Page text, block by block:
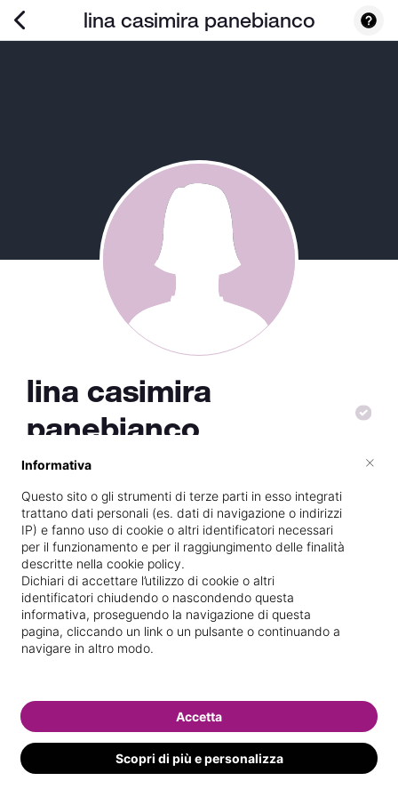
lina casimira panebianco
lina casimira
panebianco
Specializzata inMassaggi del
benessere
Vedi le informazioni di lina casimira
Informativa
Questo sito o gli strumenti di terze parti in esso integrati
trattano dati personali (es. dati di navigazione o indirizzi
IP) e fanno uso di cookie o altri identificatori necessari
per il funzionamento e per il raggiungimento delle finalità
descritte nella cookie policy.
Dichiari di accettare l’utilizzo di cookie o altri
identificatori chiudendo o nascondendo questa
informativa, proseguendo la navigazione di questa
pagina, cliccando un link o un pulsante o continuando a
navigare in altro modo.
Scopri di più e personalizza
Accetta
×